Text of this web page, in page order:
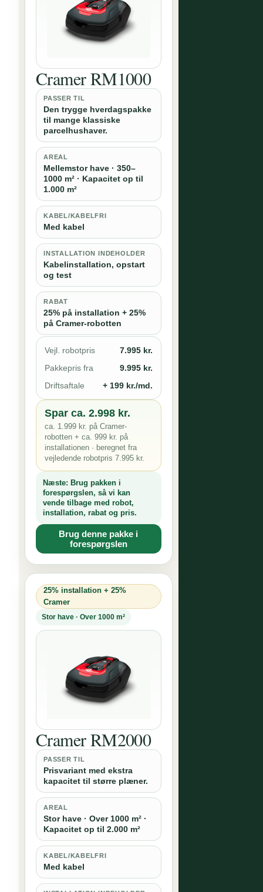
Cramer RM1000
PASSER TIL
Den trygge hverdagspakke
til mange klassiske
parcelhushaver.
AREAL
Mellemstor have · 350–
1000 m² · Kapacitet op til
1.000 m²
KABEL/KABELFRI
Med kabel
INSTALLATION INDEHOLDER
Kabelinstallation, opstart
og test
RABAT
25% på installation + 25%
på Cramer-robotten
Vejl. robotpris
7.995 kr.
Pakkepris fra
9.995 kr.
Driftsaftale
+ 199 kr./md.
Spar ca. 2.998 kr.
ca. 1.999 kr. på Cramer-
robotten + ca. 999 kr. på
installationen · beregnet fra
vejledende robotpris 7.995 kr.
Næste: Brug pakken i
forespørgslen, så vi kan
vende tilbage med robot,
installation, rabat og pris.
Brug denne pakke i
forespørgslen
25% installation + 25%
Cramer
Stor have · Over 1000 m²
Cramer RM2000
PASSER TIL
Prisvariant med ekstra
kapacitet til større plæner.
AREAL
Stor have · Over 1000 m² ·
Kapacitet op til 2.000 m²
KABEL/KABELFRI
Med kabel